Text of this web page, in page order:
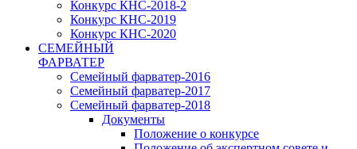
Конкурс КНС-2018-2
Конкурс КНС-2019
Конкурс КНС-2020
СЕМЕЙНЫЙ
ФАРВАТЕР
Семейный фарватер-2016
Семейный фарватер-2017
Семейный фарватер-2018
Документы
Положение о конкурсе